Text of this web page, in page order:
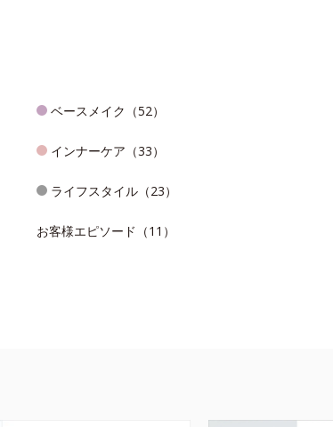
ベースメイク（52）
インナーケア（33）
ライフスタイル（23）
お客様エピソード（11）